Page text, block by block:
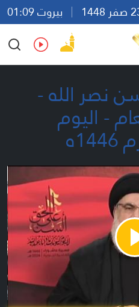
بيروت 01:09
Ar
En Fr Es
نصر الله -
- اليوم